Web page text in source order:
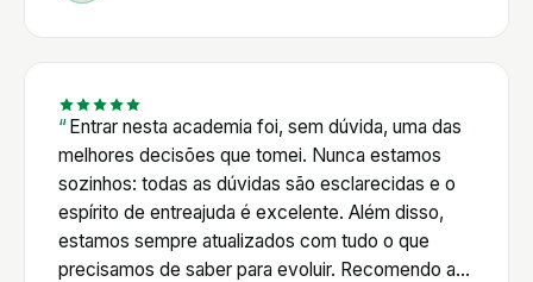
aluna, mostrou uma enorme disponibilidade para
Shopifyers. Posso dizer, sem qualquer hesitação,
que foi um dos melhores investimentos que fiz no
meu percurso profissional. O Pedro alia um
conhecimento técnico muito profundo a um
enorme sentido de responsabilidade para com os
seus alunos. Nunca deixa uma dúvida por
responder. Está sempre disponível para orientar,
Entrar nesta academia foi, sem dúvida, uma das
melhores decisões que tomei. Nunca estamos
sozinhos: todas as dúvidas são esclarecidas e o
espírito de entreajuda é excelente. Além disso,
estamos sempre atualizados com tudo o que
precisamos de saber para evoluir. Recomendo a